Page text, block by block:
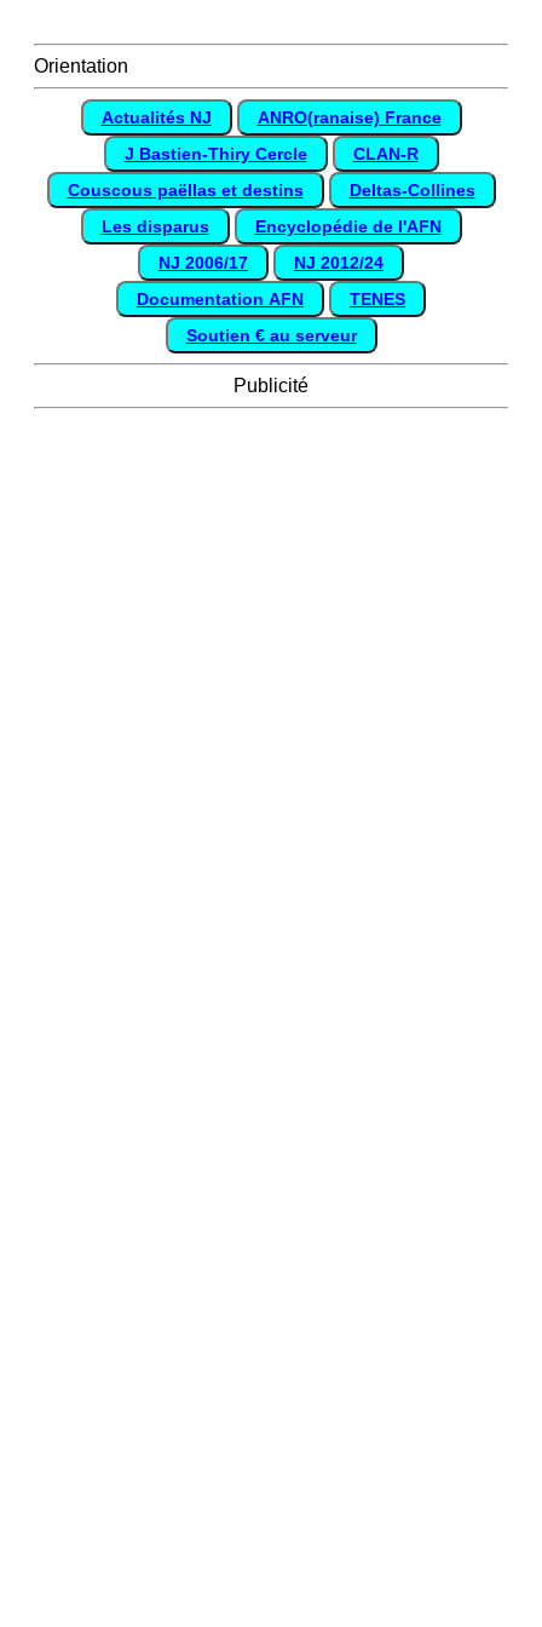
Orientation
Actualités NJ
ANRO(ranaise) France
J Bastien-Thiry Cercle
CLAN-R
Couscous paëllas et destins
Deltas-Collines
Les disparus
Encyclopédie de l'AFN
NJ 2006/17
NJ 2012/24
Documentation AFN
TENES
Soutien € au serveur
Publicité